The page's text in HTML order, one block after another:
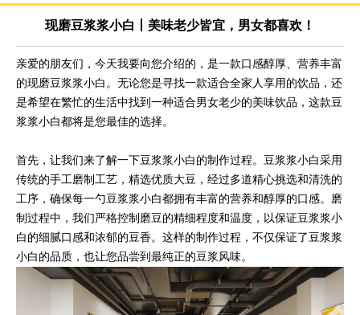
现磨豆浆浆小白丨美味老少皆宜，男女都喜欢！
亲爱的朋友们，今天我要向您介绍的，是一款口感醇厚、营养丰富
的现磨豆浆浆小白。无论您是寻找一款适合全家人享用的饮品，还
是希望在繁忙的生活中找到一种适合男女老少的美味饮品，这款豆
浆浆小白都将是您最佳的选择。
首先，让我们来了解一下豆浆浆小白的制作过程。豆浆浆小白采用
传统的手工磨制工艺，精选优质大豆，经过多道精心挑选和清洗的
工序，确保每一勺豆浆浆小白都拥有丰富的营养和醇厚的口感。磨
制过程中，我们严格控制磨豆的精细程度和温度，以保证豆浆浆小
白的细腻口感和浓郁的豆香。这样的制作过程，不仅保证了豆浆浆
小白的品质，也让您品尝到最纯正的豆浆风味。